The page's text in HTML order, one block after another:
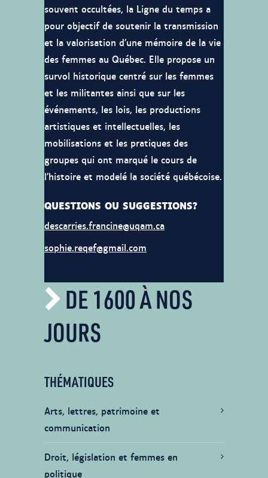
souvent occultées, la Ligne du temps a
pour objectif de soutenir la transmission
et la valorisation d’une mémoire de la vie
des femmes au Québec. Elle propose un
survol historique centré sur les femmes
et les militantes ainsi que sur les
événements, les lois, les productions
artistiques et intellectuelles, les
mobilisations et les pratiques des
groupes qui ont marqué le cours de
l’histoire et modelé la société québécoise.
QUESTIONS OU SUGGESTIONS?
descarries.francine@uqam.ca
sophie.reqef@gmail.com
DE 1600 À NOS
JOURS
THÉMATIQUES
Arts, lettres, patrimoine et
communication
Droit, législation et femmes en
politique